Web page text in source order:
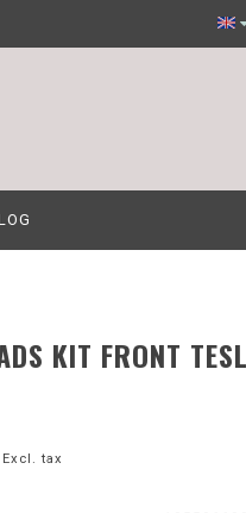
KIT FRONT
Excl. tax